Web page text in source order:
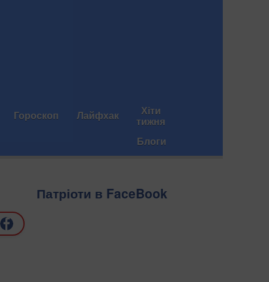
Гороскоп Лайфхак Хіти
тижня
Блоги
Патріоти в FaceBook